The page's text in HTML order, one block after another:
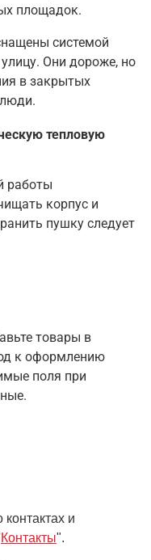
площадок.
системой
Они дороже, но
в закрытых
тепловую
работы
корпус и
пушку следует
товары в
к оформлению
поля при
и
Контакты".